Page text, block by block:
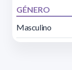
GÉNERO
Masculino